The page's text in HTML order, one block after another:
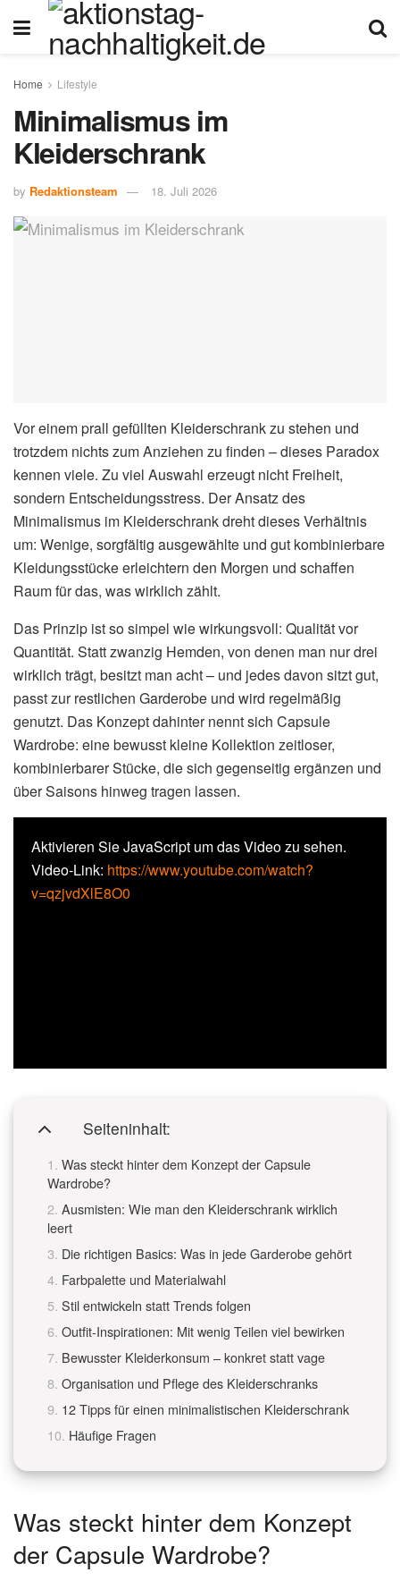
Home Lifestyle
Minimalismus im
Kleiderschrank
by Redaktionsteam 18. Juli 2026
Vor einem prall gefüllten Kleiderschrank zu stehen und
trotzdem nichts zum Anziehen zu finden – dieses Paradox
kennen viele. Zu viel Auswahl erzeugt nicht Freiheit,
sondern Entscheidungsstress. Der Ansatz des
Minimalismus im Kleiderschrank dreht dieses Verhältnis
um: Wenige, sorgfältig ausgewählte und gut kombinierbare
Kleidungsstücke erleichtern den Morgen und schaffen
Raum für das, was wirklich zählt.
Das Prinzip ist so simpel wie wirkungsvoll: Qualität vor
Quantität. Statt zwanzig Hemden, von denen man nur drei
wirklich trägt, besitzt man acht – und jedes davon sitzt gut,
passt zur restlichen Garderobe und wird regelmäßig
genutzt. Das Konzept dahinter nennt sich Capsule
Wardrobe: eine bewusst kleine Kollektion zeitloser,
kombinierbarer Stücke, die sich gegenseitig ergänzen und
über Saisons hinweg tragen lassen.
Aktivieren Sie JavaScript um das Video zu sehen.
Video-Link: https://www.youtube.com/watch?
v=qzjvdXlE8O0
Seiteninhalt:
Was steckt hinter dem Konzept der Capsule
Wardrobe?
Ausmisten: Wie man den Kleiderschrank wirklich
leert
Die richtigen Basics: Was in jede Garderobe gehört
Farbpalette und Materialwahl
Stil entwickeln statt Trends folgen
Outfit-Inspirationen: Mit wenig Teilen viel bewirken
Bewusster Kleiderkonsum – konkret statt vage
Organisation und Pflege des Kleiderschranks
12 Tipps für einen minimalistischen Kleiderschrank
Häufige Fragen
Was steckt hinter dem Konzept
der Capsule Wardrobe?